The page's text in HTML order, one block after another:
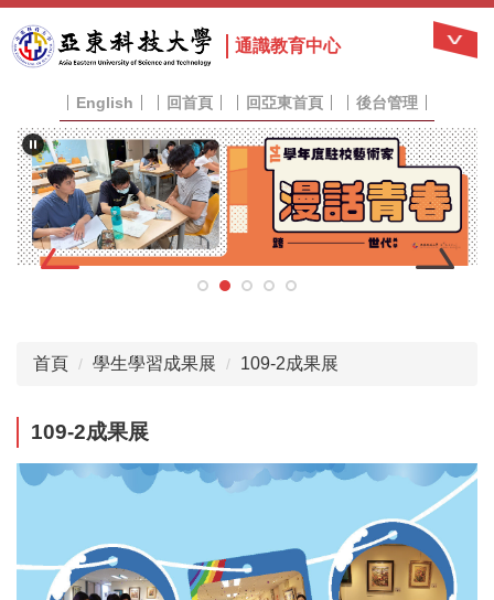
到
主
容
區
通識教育中心
English 回首頁 回亞東首頁 後台管理
首頁 學生學習成果展 109-2成果展
109-2成果展